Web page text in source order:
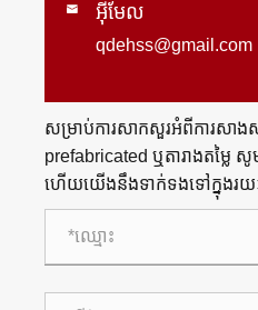
 អ៊ីមែល
qdehss@gmail.com
សម្រាប់ការសាកសួរអំពីការសាង
prefabricated ឬតារាងតម្លៃ
ហើយយើងនឹងទាក់ទងទៅក្នុងរយ